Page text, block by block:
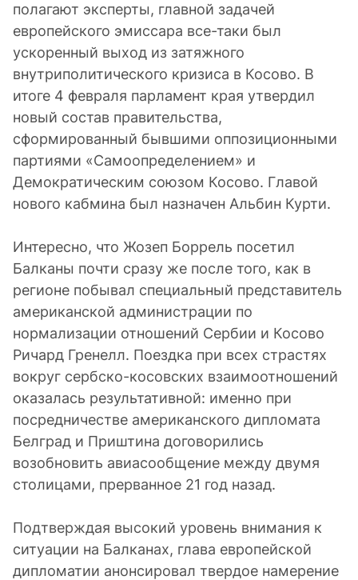
полагают эксперты, главной задачей
европейского эмиссара все-таки был
ускоренный выход из затяжного
внутриполитического кризиса в Косово. В
итоге 4 февраля парламент края утвердил
новый состав правительства,
сформированный бывшими оппозиционными
партиями «Самоопределением» и
Демократическим союзом Косово. Главой
нового кабмина был назначен Альбин Курти.
Интересно, что Жозеп Боррель посетил
Балканы почти сразу же после того, как в
регионе побывал специальный представитель
американской администрации по
нормализации отношений Сербии и Косово
Ричард Гренелл. Поездка при всех страстях
вокруг сербско-косовских взаимоотношений
оказалась результативной: именно при
посредничестве американского дипломата
Белград и Приштина договорились
возобновить авиасообщение между двумя
столицами, прерванное 21 год назад.
Подтверждая высокий уровень внимания к
ситуации на Балканах, глава европейской
дипломатии анонсировал твердое намерение